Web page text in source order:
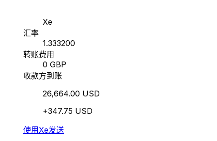
Xe
汇率
1.333200
转账费用
0 GBP
收款方到账
26,664.00 USD
+347.75 USD
使用Xe发送